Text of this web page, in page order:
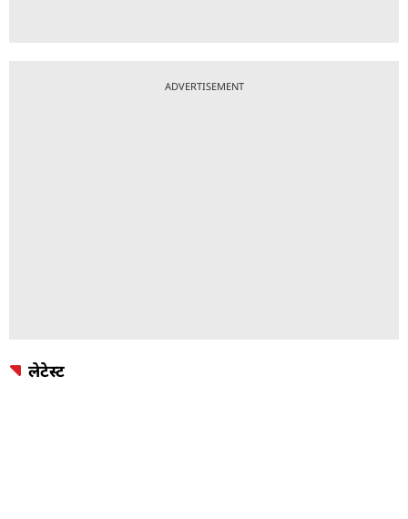
ADVERTISEMENT
लेटेस्ट